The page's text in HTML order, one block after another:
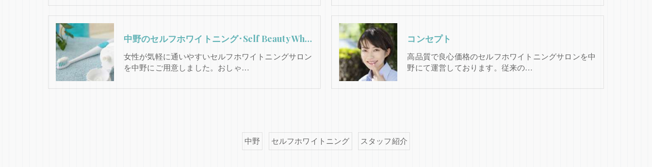
中野のセルフホワイトニング･Self Beauty Whiteningの口コミ情報
女性が気軽に通いやすいセルフホワイトニングサロン
を中野にご用意しました。おしゃ…
コンセプト
高品質で良心価格のセルフホワイトニングサロンを中
野にて運営しております。従来の…
中野 セルフホワイトニング スタッフ紹介